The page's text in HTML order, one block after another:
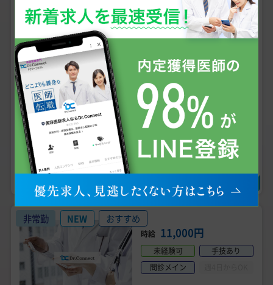
勤務地
・神奈川県川崎市 「川崎駅」
【川崎｜AGA・ED｜医師問診アルバイト】時給1万円
｜問診業務・お薬処方、研修あり、未経験可能
こだわり条件
専門医資格不問 未経験可
男性医師におすすめ
医師3年目可
研修医応募可 残業なし
求人の詳細を確認する
＼無料で相談・エントリー可、状況確認だけでもOK!／
求人に問い合わせる
非常勤 NEW おすすめ
時給 11,000円
未経験可
手技あり
問診メイン